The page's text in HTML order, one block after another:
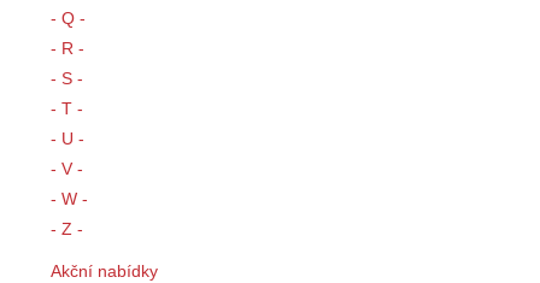
- Q -
- R -
- S -
- T -
- U -
- V -
- W -
- Z -
Akční nabídky